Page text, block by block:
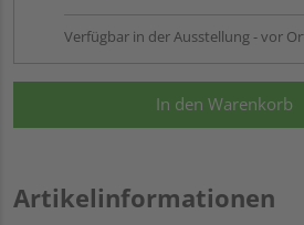
Verfügbar in der Ausstellung - vor
In den Warenkorb
Artikelinformationen